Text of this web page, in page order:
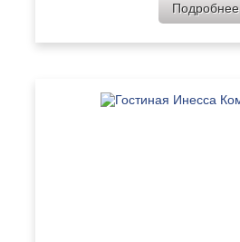
Подробнее